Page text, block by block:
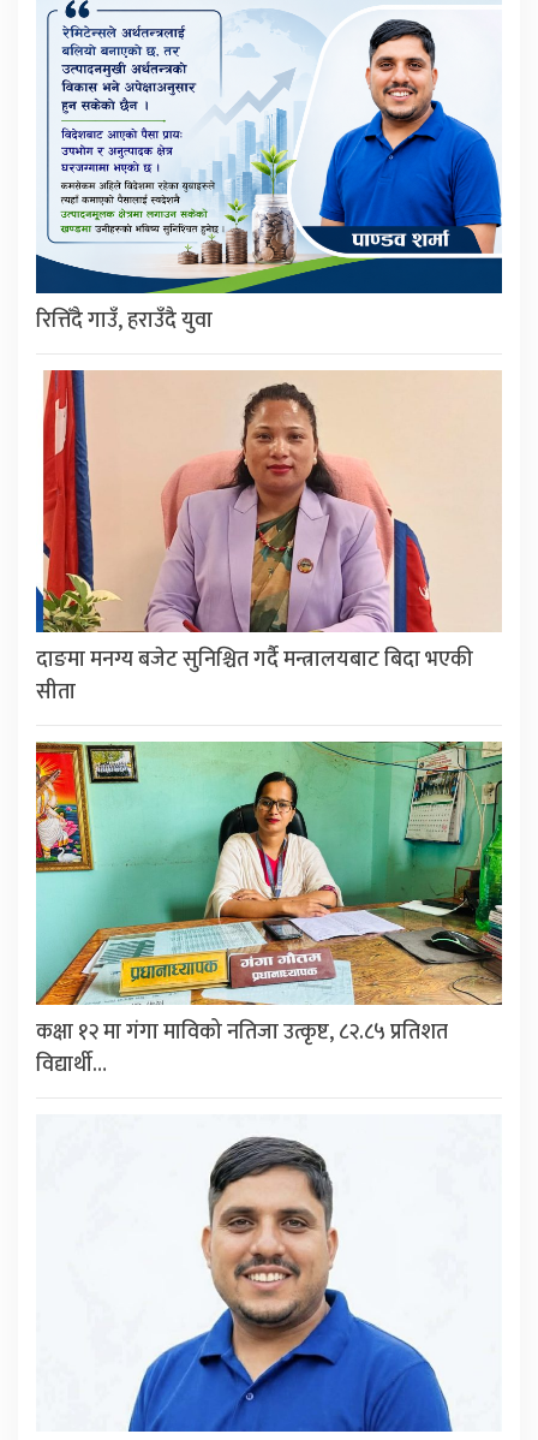
रित्तिँदै गाउँ, हराउँदै युवा
दाङमा मनग्य बजेट सुनिश्चित गर्दै मन्त्रालयबाट बिदा भएकी
सीता
कक्षा १२ मा गंगा माविको नतिजा उत्कृष्ट, ८२.८५ प्रतिशत
विद्यार्थी…